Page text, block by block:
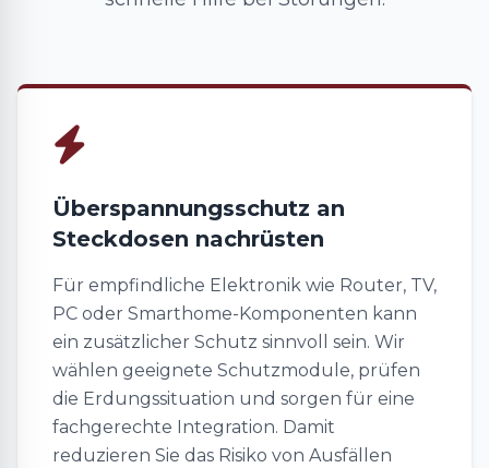
Überspannungsschutz an
Steckdosen nachrüsten
Für empfindliche Elektronik wie Router, TV,
PC oder Smarthome-Komponenten kann
ein zusätzlicher Schutz sinnvoll sein. Wir
wählen geeignete Schutzmodule, prüfen
die Erdungssituation und sorgen für eine
fachgerechte Integration. Damit
reduzieren Sie das Risiko von Ausfällen